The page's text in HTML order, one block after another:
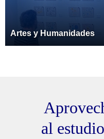
Artes y Humanidades
al